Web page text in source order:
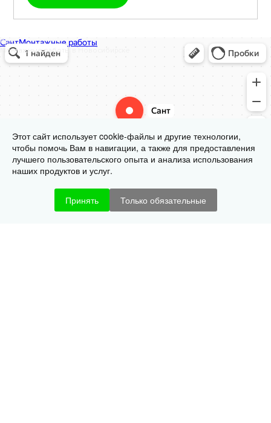
Сант
Монтажные работы в Новосибирске
Этот сайт использует cookie-файлы и другие технологии,
чтобы помочь Вам в навигации, а также для предоставления
лучшего пользовательского опыта и анализа использования
наших продуктов и услуг.
Принять Только обязательные